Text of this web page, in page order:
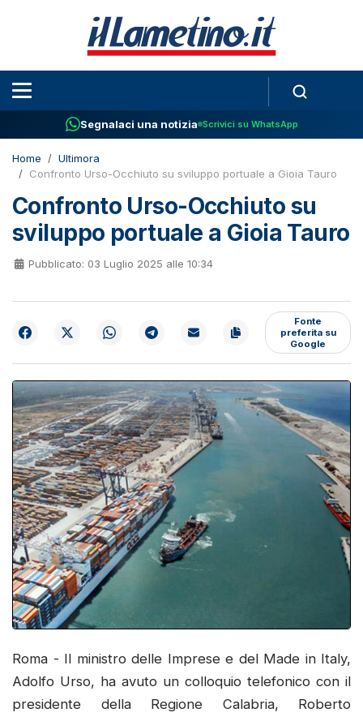
Segnalaci una notizia Scrivici su WhatsApp
Home
Ultimora
Confronto Urso-Occhiuto su sviluppo portuale a Gioia Tauro
Confronto Urso-Occhiuto su
sviluppo portuale a Gioia Tauro
Pubblicato: 03 Luglio 2025 alle 10:34
Fonte
preferita su
Google
Roma - Il ministro delle Imprese e del Made in Italy,
Adolfo Urso, ha avuto un colloquio telefonico con il
presidente della Regione Calabria, Roberto